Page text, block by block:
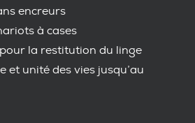
encreurs
à cases
la restitution du linge
et unité des vies jusqu’au